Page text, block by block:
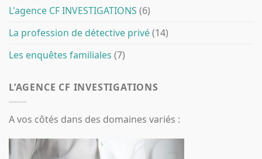
L'agence CF INVESTIGATIONS (6)
La profession de détective privé(14)
Les enquêtes familiales (7)
L’AGENCE CF INVESTIGATIONS
A vos côtés dans des domaines variés :